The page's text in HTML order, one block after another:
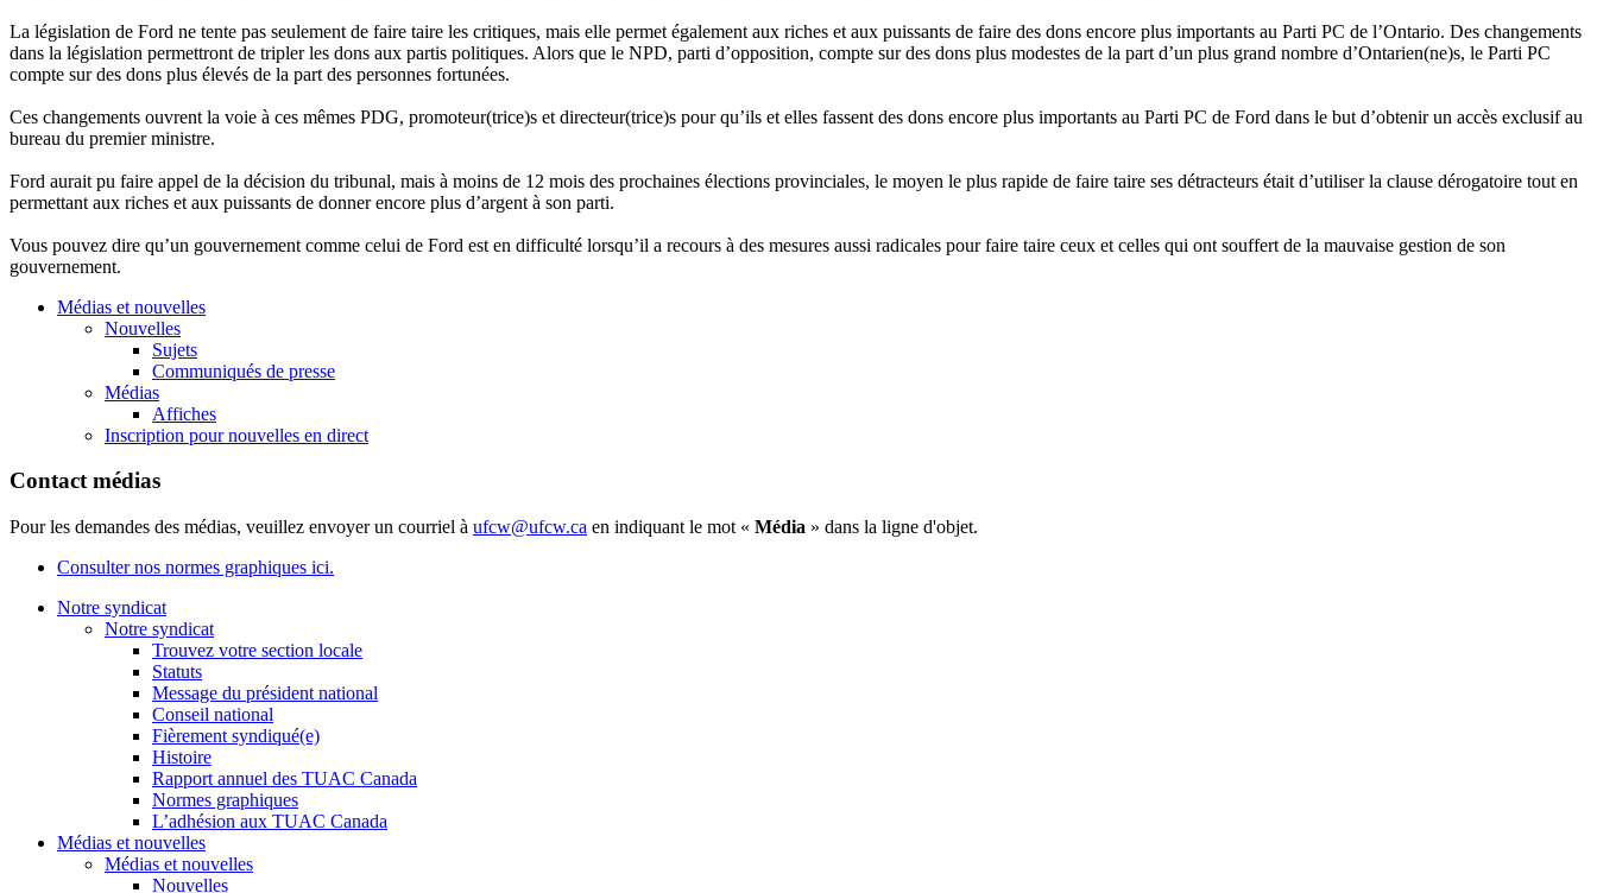
La législation de Ford ne tente pas seulement de faire taire les critiques, mais elle permet également aux riches et aux puissants de faire des dons encore plus importants au Parti PC de l’Ontario. Des changements
dans la législation permettront de tripler les dons aux partis politiques. Alors que le NPD, parti d’opposition, compte sur des dons plus modestes de la part d’un plus grand nombre d’Ontarien(ne)s, le Parti PC
compte sur des dons plus élevés de la part des personnes fortunées.
Ces changements ouvrent la voie à ces mêmes PDG, promoteur(trice)s et directeur(trice)s pour qu’ils et elles fassent des dons encore plus importants au Parti PC de Ford dans le but d’obtenir un accès exclusif au
bureau du premier ministre.
Ford aurait pu faire appel de la décision du tribunal, mais à moins de 12 mois des prochaines élections provinciales, le moyen le plus rapide de faire taire ses détracteurs était d’utiliser la clause dérogatoire tout en
permettant aux riches et aux puissants de donner encore plus d’argent à son parti.
Vous pouvez dire qu’un gouvernement comme celui de Ford est en difficulté lorsqu’il a recours à des mesures aussi radicales pour faire taire ceux et celles qui ont souffert de la mauvaise gestion de son
gouvernement.
Médias et nouvelles
Nouvelles
Sujets
Communiqués de presse
Médias
Affiches
Inscription pour nouvelles en direct
Contact médias
Pour les demandes des médias, veuillez envoyer un courriel à ufcw@ufcw.ca en indiquant le mot « Média » dans la ligne d'objet.
Consulter nos normes graphiques ici.
Notre syndicat
Notre syndicat
Trouvez votre section locale
Statuts
Message du président national
Conseil national
Fièrement syndiqué(e)
Histoire
Rapport annuel des TUAC Canada
Normes graphiques
L’adhésion aux TUAC Canada
Médias et nouvelles
Médias et nouvelles
Nouvelles